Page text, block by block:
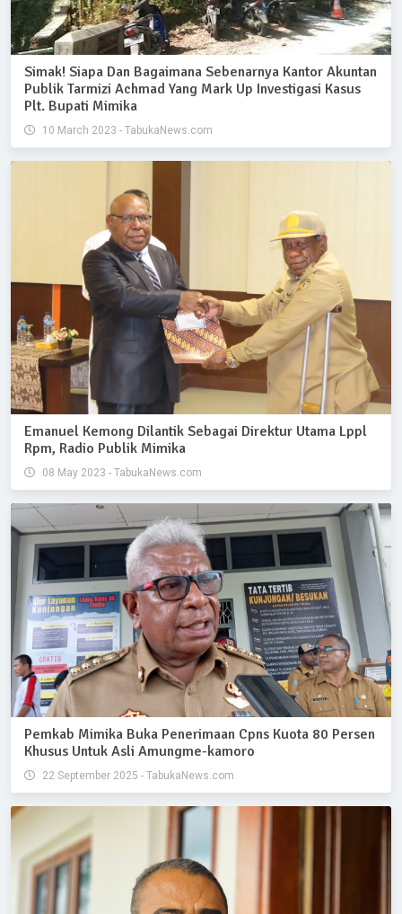
Simak! Siapa Dan Bagaimana Sebenarnya Kantor Akuntan
Publik Tarmizi Achmad Yang Mark Up Investigasi Kasus
Plt. Bupati Mimika
10 March 2023 - TabukaNews.com
Emanuel Kemong Dilantik Sebagai Direktur Utama Lppl
Rpm, Radio Publik Mimika
08 May 2023 - TabukaNews.com
Pemkab Mimika Buka Penerimaan Cpns Kuota 80 Persen
Khusus Untuk Asli Amungme-kamoro
22 September 2025 - TabukaNews.com